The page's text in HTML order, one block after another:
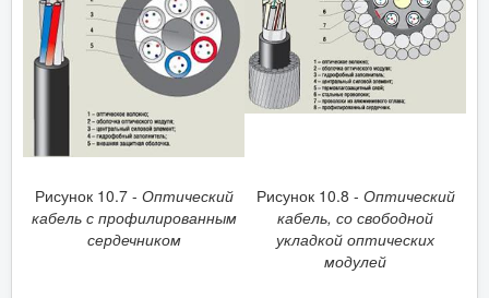
Рисунок 10.7 - Оптический
кабель с профилированным
сердечником
Рисунок 10.8 - Оптический
кабель, со свободной
укладкой оптических
модулей